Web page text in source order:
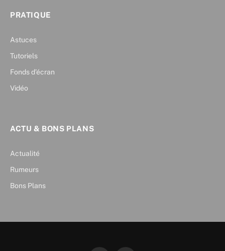
PRATIQUE
Astuces
Tutoriels
Fonds d’écran
Vidéo
ACTU & BONS PLANS
Actualité
Rumeurs
Bons Plans